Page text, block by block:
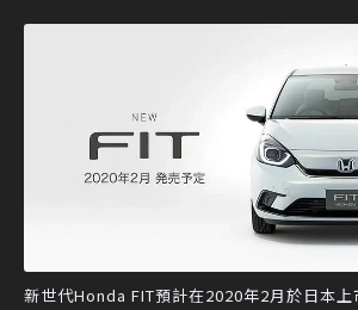
新世代Honda FIT預計在2020年2月於日本